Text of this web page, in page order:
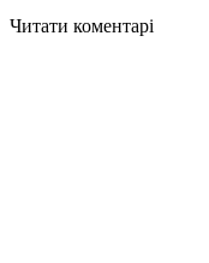
Читати коментарі